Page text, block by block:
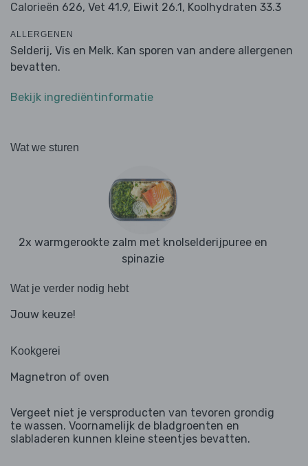
Calorieën 626, Vet 41.9, Eiwit 26.1, Koolhydraten 33.3
ALLERGENEN
Selderij, Vis en Melk. Kan sporen van andere allergenen
bevatten.
Bekijk ingrediëntinformatie
Wat we sturen
2x warmgerookte zalm met knolselderijpuree en
spinazie
Wat je verder nodig hebt
Jouw keuze!
Kookgerei
Magnetron of oven
Vergeet niet je versproducten van tevoren grondig
te wassen. Voornamelijk de bladgroenten en
slabladeren kunnen kleine steentjes bevatten.